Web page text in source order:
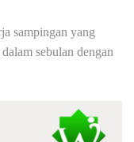
sampingan yang
sebulan dengan